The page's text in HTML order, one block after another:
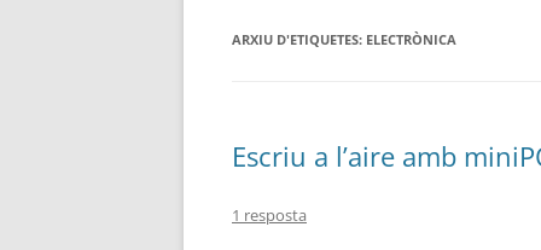
ARXIU D'ETIQUETES: ELECTRÒNICA
Escriu a l’aire amb
1 resposta